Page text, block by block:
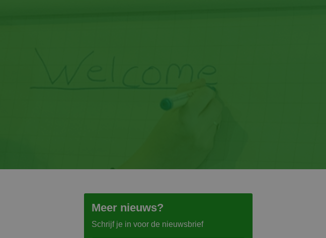
Meer nieuws?
Schrijf je in voor de nieuwsbrief